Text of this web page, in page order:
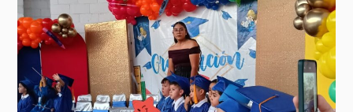
CURSO
Y
GRADUACIÓN
(KINDER
BAHÍA